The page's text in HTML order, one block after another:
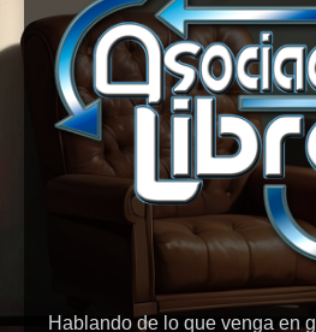
Hablando de lo que venga en